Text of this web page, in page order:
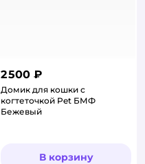
2 500 ₽
Домик для кошки с
когтеточкой Pet БМФ
Бежевый
В корзину